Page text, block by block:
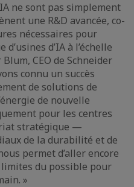
ne sont pas simplement
une R&D avancée, co-
nécessaires pour
d’IA à l’échelle
CEO de Schneider
connu un succès
de solutions de
de nouvelle
pour les centres
stratégique —
de la durabilité et de
permet d’aller encore
du possible pour
»